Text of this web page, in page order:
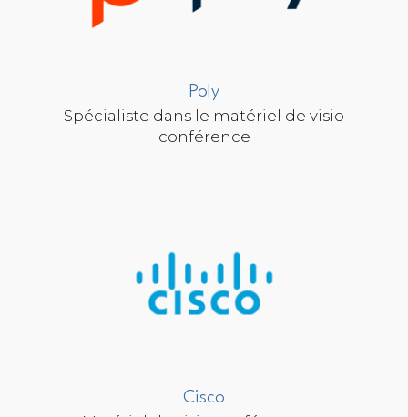
Poly
Spécialiste dans le matériel de visio
conférence
Cisco